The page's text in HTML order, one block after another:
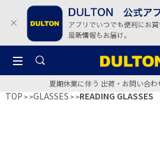
夏期休業に伴う 出荷・お問い合
TOP >GLASSES >READING GLASSES